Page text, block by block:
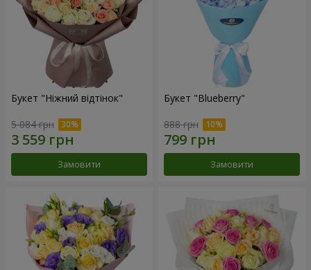
Букет "Ніжний відтінок"
5 084 грн
Замовити
Букет "Blueberry"
888 грн
Замовити